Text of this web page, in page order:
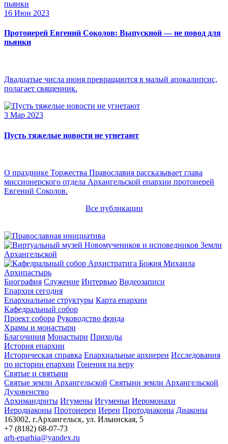
16 Июн 2023
Протоиерей Евгений Соколов: Выпускной — не повод для
пьянки
Двадцатые числа июня превращаются в малый апокалипсис,
полагает священник.
3 Мар 2023
Пусть тяжелые новости не угнетают
О празднике Торжества Православия рассказывает глава
миссионерского отдела Архангельской епархии протоиерей
Евгений Соколов.
Все публикации
Архипастырь
Биография Служение Интервью Видеозаписи
Епархия сегодня
Епархиальные структуры Карта епархии
Кафедральный собор
Проект собора Руководство фонда
Храмы и монастыри
Благочиния Монастыри Приходы
История епархии
Историческая справка Епархиальные архиереи Исследования
по истории епархии Гонения на веру
Святые и святыни
Святые земли Архангельской Святыни земли Архангельской
Духовенство
Архимандриты Игумены Игуменьи Иеромонахи
Иеродиаконы Протоиереи Иереи Протодиаконы Диаконы
163002, г.Архангельск, ул. Ильинская, 5
+7 (8182) 68-07-73
arh-eparhia@yandex.ru